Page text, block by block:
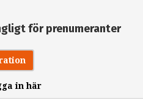
för prenumeranter
in här